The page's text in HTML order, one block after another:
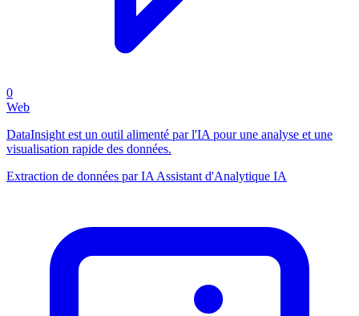
0
Web
DataInsight est un outil alimenté par l'IA pour une analyse et une
visualisation rapide des données.
Extraction de données par IA Assistant d'Analytique IA